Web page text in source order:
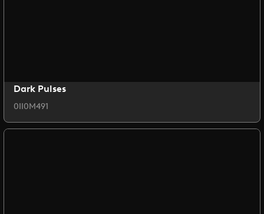
Dark Pulses
0II0M491